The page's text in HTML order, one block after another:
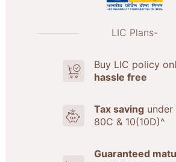
LIC Plans-
Buy LIC policy
hassle free
Tax savingunder
80C & 10(10D)^
Guaranteed